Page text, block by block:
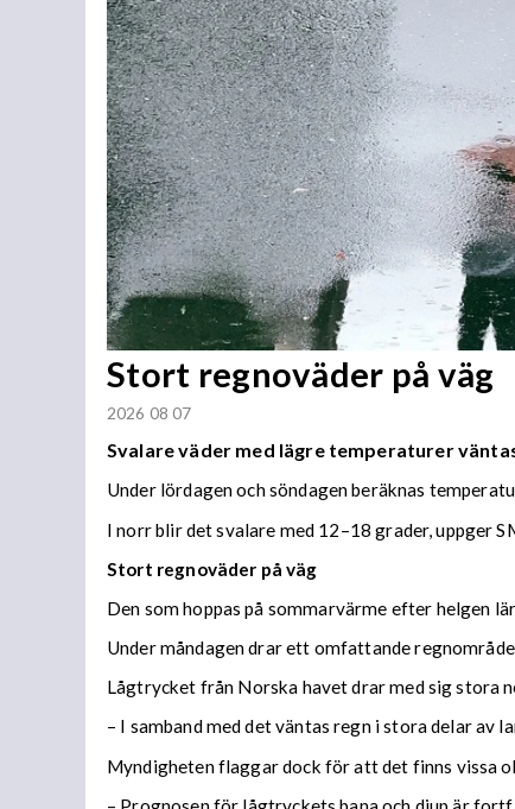
Stort regnoväder på väg
2026 08 07
Svalare väder med lägre temperaturer
Under lördagen och söndagen beräknas
I norr blir det svalare med 12–18 grader, uppger
Stort regnoväder på väg
Den som hoppas på sommarvärme efter helgen
Under måndagen drar ett omfattande
Lågtrycket från Norska havet drar med sig stora
– I samband med det väntas regn i stora delar av
Myndigheten flaggar dock för att det finns vissa